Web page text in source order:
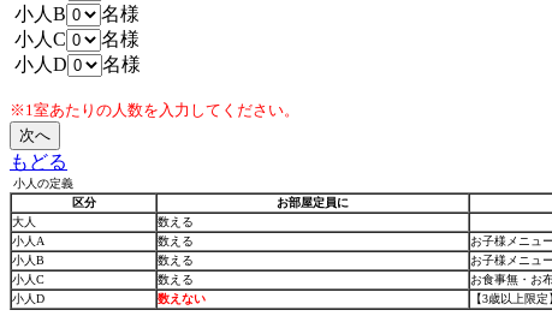
小人B
名様
小人C
名様
小人D
名様
※1室あたりの人数を入力してください。
もどる
小人の定義
区分
お部屋定員に
大人
数える
小人A
数える
お子様メニュ
小人B
数える
お子様メニュ
小人C
数える
お食事無・お
小人D
数えない 【3歳以上限